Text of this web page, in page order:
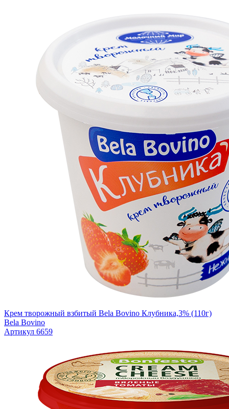
Крем творожный взбитый Bela Bovino Клубника,3% (110г)
Bela Bovino
Артикул 6659